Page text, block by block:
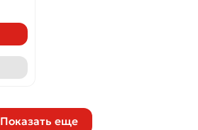
Показать еще